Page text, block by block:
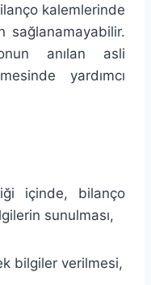
kalemlerinde
sağlanamayabilir.
anılan asli
yardımcı
içinde, bilanço
sunulması,
bilgiler verilmesi,